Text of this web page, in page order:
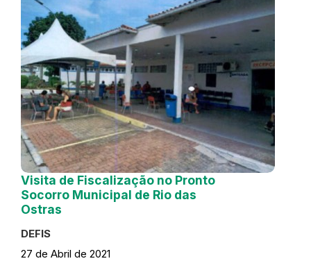
Visita de Fiscalização no Pronto
Socorro Municipal de Rio das
Ostras
DEFIS
27 de Abril de 2021